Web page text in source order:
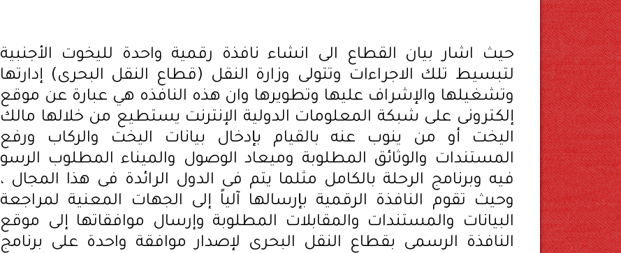
حيث اشار بيان القطاع الى انشاء نافذة رقمية واحدة لليخوت الأجنبية
لتبسيط تلك الاجراءات وتتولى وزارة النقل (قطاع النقل البحرى) إدارتها
وتشغيلها والإشراف عليها وتطويرها وان هذه النافذه هي عبارة عن موقع
إلكترونى على شبكة المعلومات الدولية الإنترنت يستطيع من خلالها مالك
اليخت أو من ينوب عنه بالقيام بإدخال بيانات اليخت والركاب ورفع
المستندات والوثائق المطلوبة وميعاد الوصول والميناء المطلوب الرسو
فيه وبرنامج الرحلة بالكامل مثلما يتم فى الدول الرائدة فى هذا المجال ،
وحيث تقوم النافذة الرقمية بإرسالها آلياً إلى الجهات المعنية لمراجعة
البيانات والمستندات والمقابلات المطلوبة وإرسال موافقاتها إلى موقع
النافذة الرسمى بقطاع النقل البحرى لإصدار موافقة واحدة على برنامج